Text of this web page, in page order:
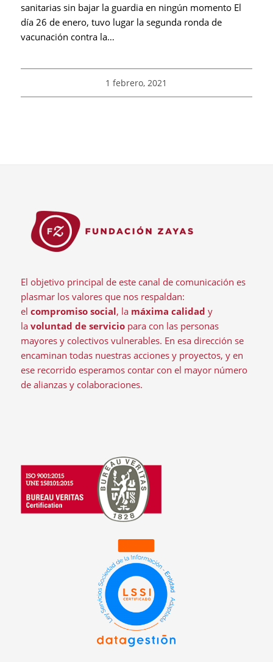
sanitarias sin bajar la guardia en ningún momento El
día 26 de enero, tuvo lugar la segunda ronda de
vacunación contra la…
1 febrero, 2021
El objetivo principal de este canal de comunicación es
plasmar los valores que nos respaldan:
el compromiso social, la máxima calidad y
la voluntad de serviciopara con las personas
mayores y colectivos vulnerables. En esa dirección se
encaminan todas nuestras acciones y proyectos, y en
ese recorrido esperamos contar con el mayor número
de alianzas y colaboraciones.